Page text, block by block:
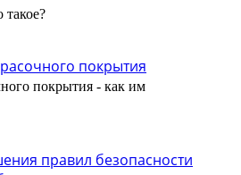
такое?
покрытия - как им